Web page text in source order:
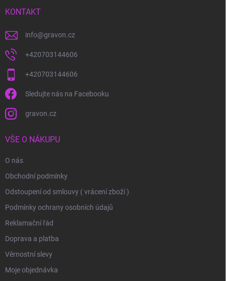
KONTAKT
info@gravon.cz
+420703144606
+420703144606
Sledujte nás na Facebooku
gravon.cz
VŠE O NÁKUPU
O nás
Obchodní podmínky
Odstoupení od smlouvy ( vrácení zboží )
Podmínky ochrany osobních údajů
Reklamační řád
Doprava a platba
Věrnostní slevy
Moje objednávka